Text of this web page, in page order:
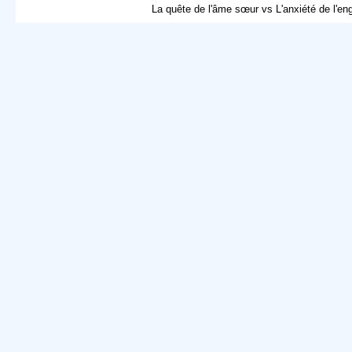
La quête de l'âme sœur vs L'anxiété de